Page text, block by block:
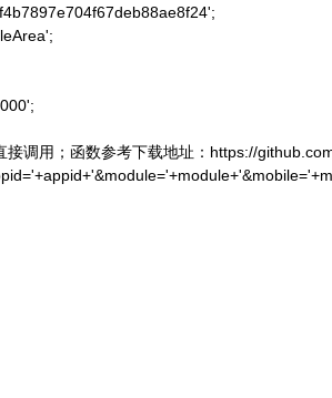
接调用；函数参考下载地址：https://